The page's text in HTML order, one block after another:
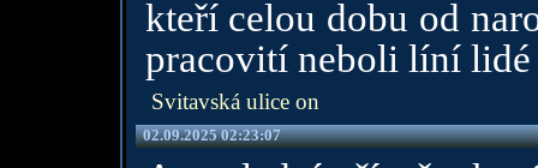
kteří celou dobu od
pracovití neboli líní
Svitavská ulice on
02.09.2025 02:23:07